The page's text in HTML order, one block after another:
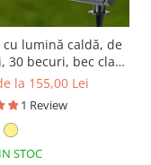
lumină caldă, de
30 becuri, bec clar,
cald
la 155,00 Lei
1 Review
IN STOC